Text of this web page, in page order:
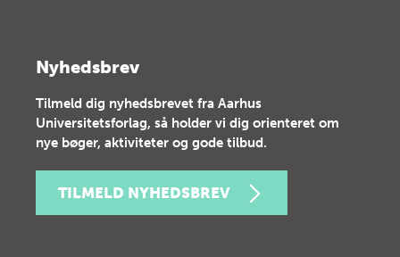
Nyhedsbrev
Tilmeld dig nyhedsbrevet fra Aarhus
Universitetsforlag, så holder vi dig orienteret om
nye bøger, aktiviteter og gode tilbud.
TILMELD NYHEDSBREV